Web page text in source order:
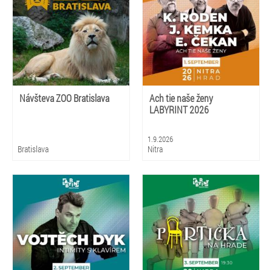
Návšteva ZOO Bratislava
Bratislava
Ach tie naše ženy
LABYRINT 2026
1.9.2026
Nitra